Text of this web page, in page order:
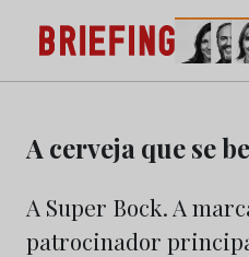
content
Briefing: Todas as
Marketing e da
A cerveja que se
A Super Bock. A
patrocinador